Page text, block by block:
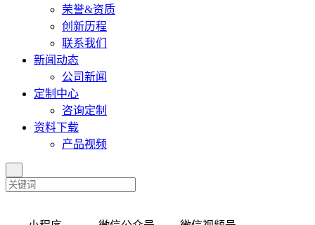
荣誉&资质
创新历程
联系我们
新闻动态
公司新闻
定制中心
咨询定制
资料下载
产品视频